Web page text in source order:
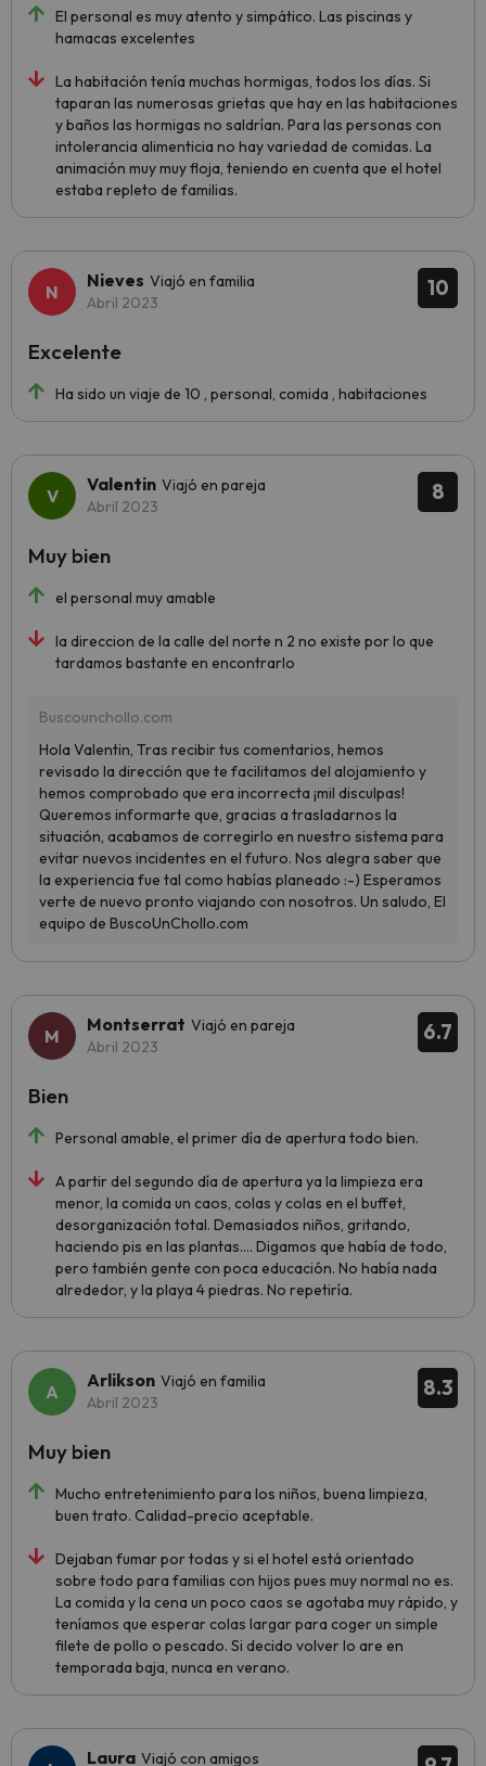
El personal es muy atento y simpático. Las piscinas y
hamacas excelentes
La habitación tenía muchas hormigas, todos los días. Si
taparan las numerosas grietas que hay en las habitaciones
y baños las hormigas no saldrían. Para las personas con
intolerancia alimenticia no hay variedad de comidas. La
animación muy muy floja, teniendo en cuenta que el hotel
estaba repleto de familias.
10
Nieves Viajó en familia
Abril 2023
Ha sido un viaje de 10 , personal, comida , habitaciones
Excelente
8
Valentin Viajó en pareja
Abril 2023
el personal muy amable
la direccion de la calle del norte n 2 no existe por lo que
tardamos bastante en encontrarlo
Muy bien
6.7
Montserrat Viajó en pareja
Abril 2023
Personal amable, el primer día de apertura todo bien.
A partir del segundo día de apertura ya la limpieza era
menor, la comida un caos, colas y colas en el buffet,
desorganización total. Demasiados niños, gritando,
haciendo pis en las plantas…. Digamos que había de todo,
pero también gente con poca educación. No había nada
alrededor, y la playa 4 piedras. No repetiría.
Bien
8.3
Arlikson Viajó en familia
Abril 2023
Mucho entretenimiento para los niños, buena limpieza,
buen trato. Calidad-precio aceptable.
Dejaban fumar por todas y si el hotel está orientado
sobre todo para familias con hijos pues muy normal no es.
La comida y la cena un poco caos se agotaba muy rápido, y
teníamos que esperar colas largar para coger un simple
filete de pollo o pescado. Si decido volver lo are en
temporada baja, nunca en verano.
Muy bien
Laura Viajó con amigos